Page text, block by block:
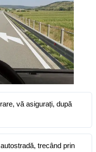
vă asigurați, după
trecând prin